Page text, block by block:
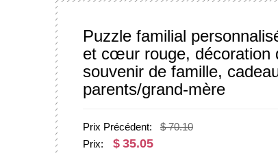
Puzzle familial
et cœur rouge, décoration
souvenir de famille,
parents/grand-mère
Prix Précédent:
$ 70.10
Prix:
$ 35.05